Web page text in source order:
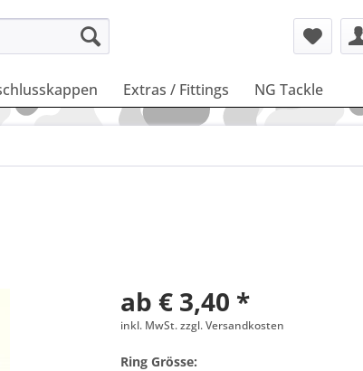
Extras / Fittings NG Tackle
ab € 3,40 *
inkl. MwSt. zzgl. Versandkosten
Ring Grösse: